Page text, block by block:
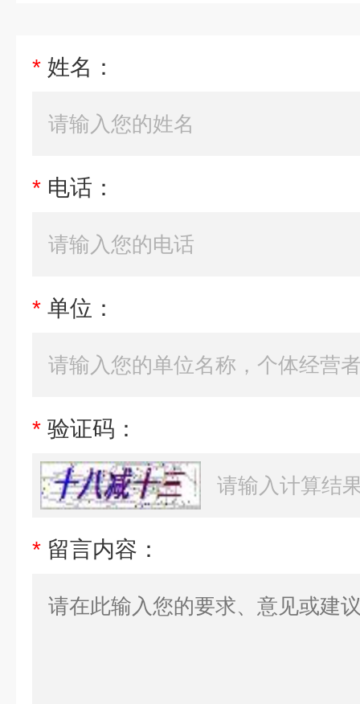
* 姓名：
* 电话：
* 单位：
* 验证码：
* 留言内容：